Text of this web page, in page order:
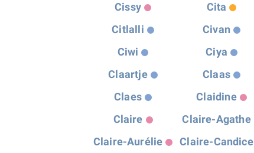
Cissy
Cita
Citlalli
Civan
Ciwi
Ciya
Claartje
Claas
Claes
Claidine
Claire
Claire-Agathe
Claire-Aurélie
Claire-Candice